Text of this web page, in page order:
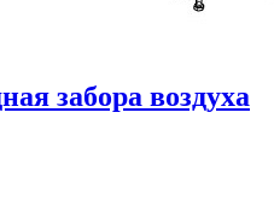
забора воздуха